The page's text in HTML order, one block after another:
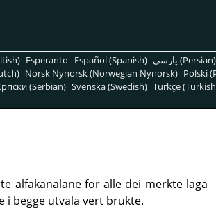
Esperanto Español (Spanish) پارسی (Persian)
Norsk Nynorsk (Norwegian Nynorsk) Polski
(Serbian) Svenska (Swedish) Türkçe
alfakanalane for alle dei merkte laga
i begge utvala vert brukte.